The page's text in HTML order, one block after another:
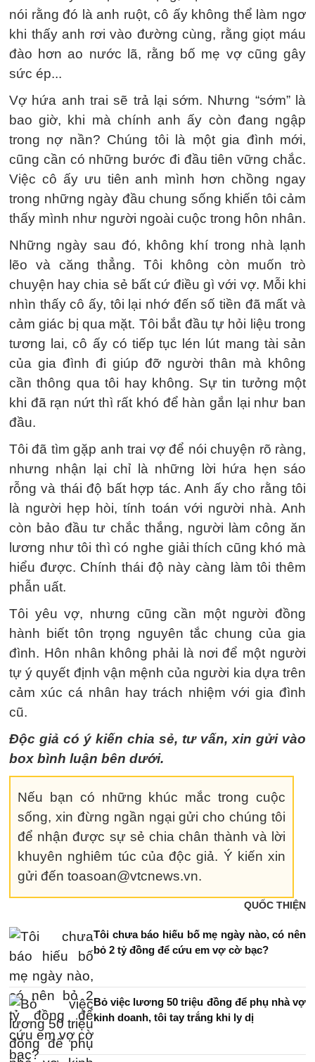
nói rằng đó là anh ruột, cô ấy không thể làm ngơ
khi thấy anh rơi vào đường cùng, rằng giọt máu
đào hơn ao nước lã, rằng bố mẹ vợ cũng gây
sức ép...
Vợ hứa anh trai sẽ trả lại sớm. Nhưng “sớm” là
bao giờ, khi mà chính anh ấy còn đang ngập
trong nợ nần? Chúng tôi là một gia đình mới,
cũng cần có những bước đi đầu tiên vững chắc.
Việc cô ấy ưu tiên anh mình hơn chồng ngay
trong những ngày đầu chung sống khiến tôi cảm
thấy mình như người ngoài cuộc trong hôn nhân.
Những ngày sau đó, không khí trong nhà lạnh
lẽo và căng thẳng. Tôi không còn muốn trò
chuyện hay chia sẻ bất cứ điều gì với vợ. Mỗi khi
nhìn thấy cô ấy, tôi lại nhớ đến số tiền đã mất và
cảm giác bị qua mặt. Tôi bắt đầu tự hỏi liệu trong
tương lai, cô ấy có tiếp tục lén lút mang tài sản
của gia đình đi giúp đỡ người thân mà không
cần thông qua tôi hay không. Sự tin tưởng một
khi đã rạn nứt thì rất khó để hàn gắn lại như ban
đầu.
Tôi đã tìm gặp anh trai vợ để nói chuyện rõ ràng,
nhưng nhận lại chỉ là những lời hứa hẹn sáo
rỗng và thái độ bất hợp tác. Anh ấy cho rằng tôi
là người hẹp hòi, tính toán với người nhà. Anh
còn bảo đầu tư chắc thắng, người làm công ăn
lương như tôi thì có nghe giải thích cũng khó mà
hiểu được. Chính thái độ này càng làm tôi thêm
phẫn uất.
Tôi yêu vợ, nhưng cũng cần một người đồng
hành biết tôn trọng nguyên tắc chung của gia
đình. Hôn nhân không phải là nơi để một người
tự ý quyết định vận mệnh của người kia dựa trên
cảm xúc cá nhân hay trách nhiệm với gia đình
cũ.
Độc giả có ý kiến chia sẻ, tư vấn, xin gửi vào
box bình luận bên dưới.
Nếu bạn có những khúc mắc trong cuộc
sống, xin đừng ngần ngại gửi cho chúng tôi
để nhận được sự sẻ chia chân thành và lời
khuyên nghiêm túc của độc giả. Ý kiến xin
gửi đến toasoan@vtcnews.vn.
QUỐC THIỆN
Tôi chưa báo hiếu bố mẹ ngày nào, có nên
bỏ 2 tỷ đồng để cứu em vợ cờ bạc?
Bỏ việc lương 50 triệu đồng để phụ nhà vợ
kinh doanh, tôi tay trắng khi ly dị